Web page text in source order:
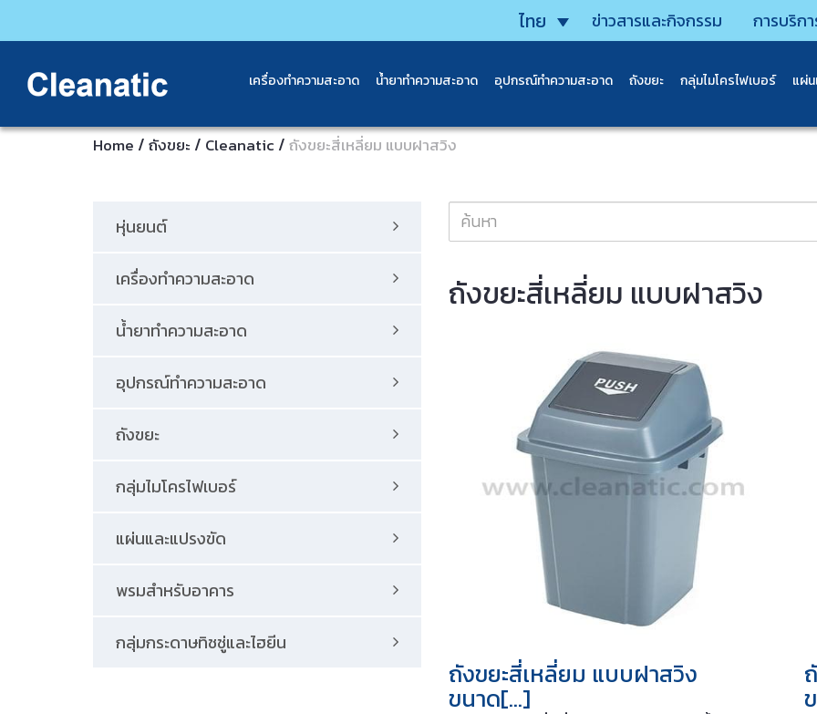
ข่าวสารและกิจกรรม การบริก
ไทย
เครื่องทำความสะอาด น้ำยาทำความสะอาด อุปกรณ์ทำความสะอาด ถังขยะ กลุ่มไมโครไฟเบอร์ แผ่
Home /ถังขยะ / Cleanatic /ถังขยะสี่เหลี่ยม แบบฝาสวิง
หุ่นยนต์
เครื่องทำความสะอาด
น้ำยาทำความสะอาด
อุปกรณ์ทําความสะอาด
ถังขยะ
กลุ่มไมโครไฟเบอร์
แผ่นและแปรงขัด
พรมสําหรับอาคาร
กลุ่มกระดาษทิชชู่และไฮยีน
ถังขยะสี่เหลี่ยม แบบฝาสวิง
ถังขยะสี่เหลี่ยม แบบฝาสวิง
ขนาด[…]